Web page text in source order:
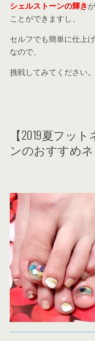
シェルストーンの輝き
ことができますし、
セルフでも簡単に仕上
なので、
挑戦してみてください。
【2019夏フッ
ンのおすすめ